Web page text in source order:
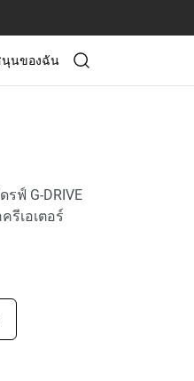
นุนของฉัน
ฟ์ G-DRIVE
รีเอเตอร์